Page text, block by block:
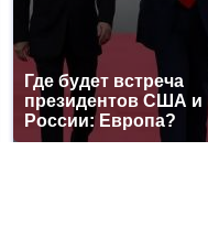
Где будет встреча
президентов США и
России: Европа?